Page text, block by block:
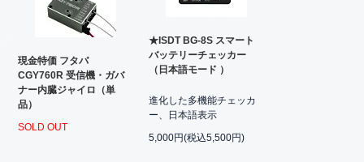
現金特価 フタバ
CGY760R 受信機・ガバ
ナー内臓ジャイロ（単
品）
SOLD OUT
★ISDT BG-8S スマート
バッテリーチェッカー
（日本語モード ）
進化した多機能チェッカ
ー、日本語表示
5,000円(税込5,500円)